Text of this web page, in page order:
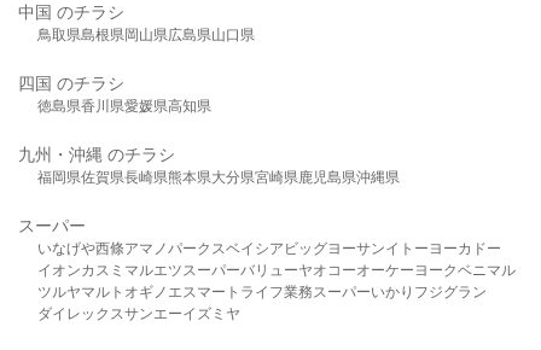
中国 のチラシ
鳥取県島根県岡山県広島県山口県
四国 のチラシ
徳島県香川県愛媛県高知県
九州・沖縄 のチラシ
福岡県佐賀県長崎県熊本県大分県宮崎県鹿児島県沖縄県
スーパー
いなげや西條アマノパークスベイシア ビッグヨーサンイトーヨーカドー
イオンカスミ マルエツスーパーバリューヤオコーオーケー ヨークベニマル
ツルヤマルト オギノ エスマート ライフ業務スーパーいかり フジグラン
ダイレックスサンエーイズミヤ